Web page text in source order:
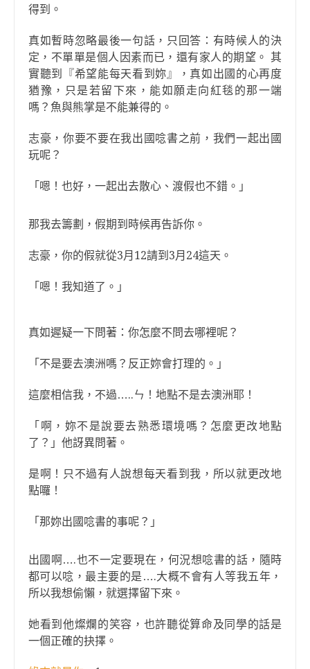
得到。
真如暫時忽略最後一句話，只回答：有時候人的決
定，不單單是個人因素而已，還有家人的期望。 其
實聽到『希望能每天看到妳』，真如出國的心再度
猶豫，只是若留下來，能如願走向紅毯的那一端
嗎？魚與熊掌是不能兼得的。
志豪，你要不要在我出國唸書之前，我們一起出國
玩呢？
「嗯！也好，一起出去散心、渡假也不錯。」
那我去籌劃，假期到時候再告訴你。
志豪，你的假就從3月12請到3月24這天。
「嗯！我知道了。」
真如遲疑一下問著：你怎麼不問去哪裡呢？
「不是要去澳洲嗎？反正妳會打理的。」
這麼相信我，不過…..ㄣ！地點不是去澳洲耶！
「啊，妳不是說要去熟悉環境嗎？怎麼更改地點
了？」他訝異問著。
是啊！只不過有人說想每天看到我，所以就更改地
點囉！
「那妳出國唸書的事呢？」
出國啊….也不一定要現在，何況想唸書的話，隨時
都可以唸，最主要的是….大概不會有人等我五年，
所以我想偷懶，就選擇留下來。
她看到他燦爛的笑容，也許聽從算命及同學的話是
一個正確的抉擇。